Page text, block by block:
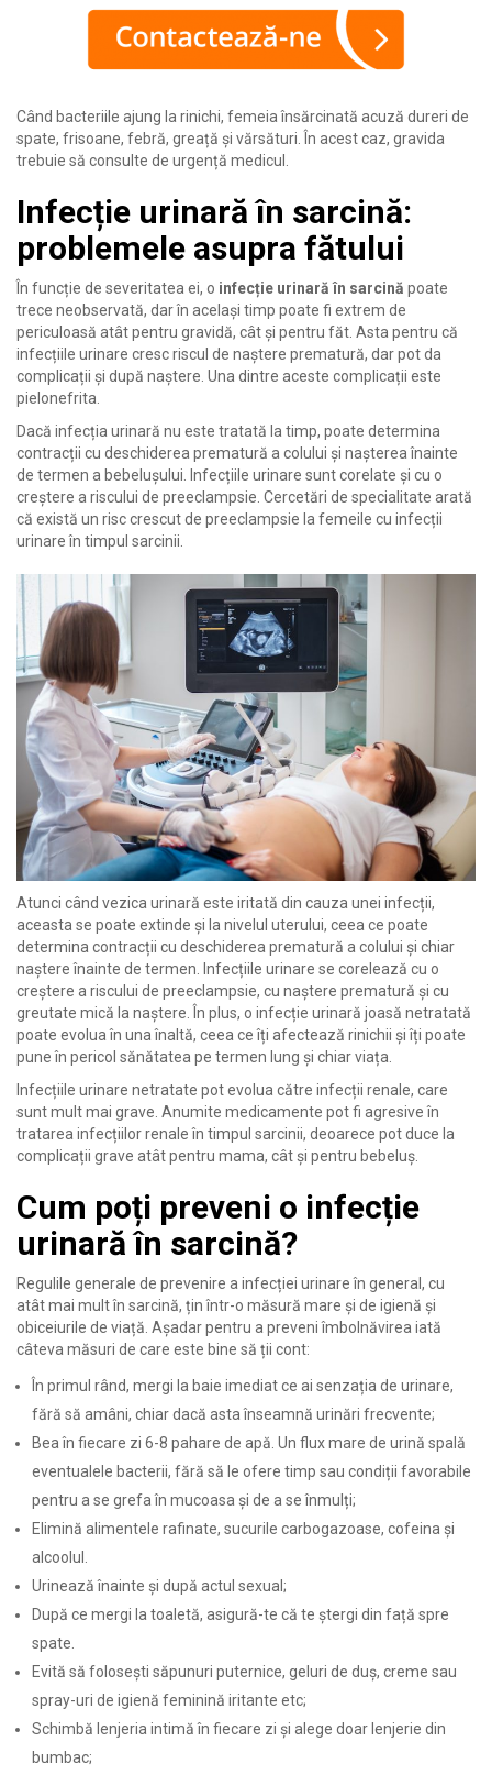
Când bacteriile ajung la rinichi, femeia însărcinată acuză dureri de
spate, frisoane, febră, greață și vărsături. În acest caz, gravida
trebuie să consulte de urgență medicul.
Infecție urinară în sarcină:
problemele asupra fătului
În funcție de severitatea ei, o infecție urinară în sarcină poate
trece neobservată, dar în același timp poate fi extrem de
periculoasă atât pentru gravidă, cât și pentru făt. Asta pentru că
infecțiile urinare cresc riscul de naștere prematură, dar pot da
complicații și după naștere. Una dintre aceste complicații este
pielonefrita.
Dacă infecția urinară nu este tratată la timp, poate determina
contracții cu deschiderea prematură a colului și nașterea înainte
de termen a bebelușului. Infecțiile urinare sunt corelate și cu o
creștere a riscului de preeclampsie. Cercetări de specialitate arată
că există un risc crescut de preeclampsie la femeile cu infecții
urinare în timpul sarcinii.
Atunci când vezica urinară este iritată din cauza unei infecții,
aceasta se poate extinde și la nivelul uterului, ceea ce poate
determina contracții cu deschiderea prematură a colului și chiar
naștere înainte de termen. Infecțiile urinare se corelează cu o
creștere a riscului de preeclampsie, cu naștere prematură și cu
greutate mică la naștere. În plus, o infecție urinară joasă netratată
poate evolua în una înaltă, ceea ce îți afectează rinichii și îți poate
pune în pericol sănătatea pe termen lung și chiar viața.
Infecțiile urinare netratate pot evolua către infecții renale, care
sunt mult mai grave. Anumite medicamente pot fi agresive în
tratarea infecțiilor renale în timpul sarcinii, deoarece pot duce la
complicații grave atât pentru mama, cât și pentru bebeluș.
Cum poți preveni o infecție
urinară în sarcină?
Regulile generale de prevenire a infecției urinare în general, cu
atât mai mult în sarcină, țin într-o măsură mare și de igienă și
obiceiurile de viață. Așadar pentru a preveni îmbolnăvirea iată
câteva măsuri de care este bine să ții cont:
În primul rând, mergi la baie imediat ce ai senzația de urinare,
fără să amâni, chiar dacă asta înseamnă urinări frecvente;
Bea în fiecare zi 6-8 pahare de apă. Un flux mare de urină spală
eventualele bacterii, fără să le ofere timp sau condiții favorabile
pentru a se grefa în mucoasa și de a se înmulți;
Elimină alimentele rafinate, sucurile carbogazoase, cofeina și
alcoolul.
Urinează înainte și după actul sexual;
După ce mergi la toaletă, asigură-te că te ștergi din față spre
spate.
Evită să folosești săpunuri puternice, geluri de duș, creme sau
spray-uri de igienă feminină iritante etc;
Schimbă lenjeria intimă în fiecare zi și alege doar lenjerie din
bumbac;